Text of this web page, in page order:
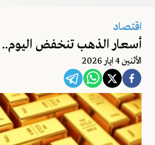
اقتصاد
أسعار الذهب تنخفض
اﻷثنين 4 ايار 2026